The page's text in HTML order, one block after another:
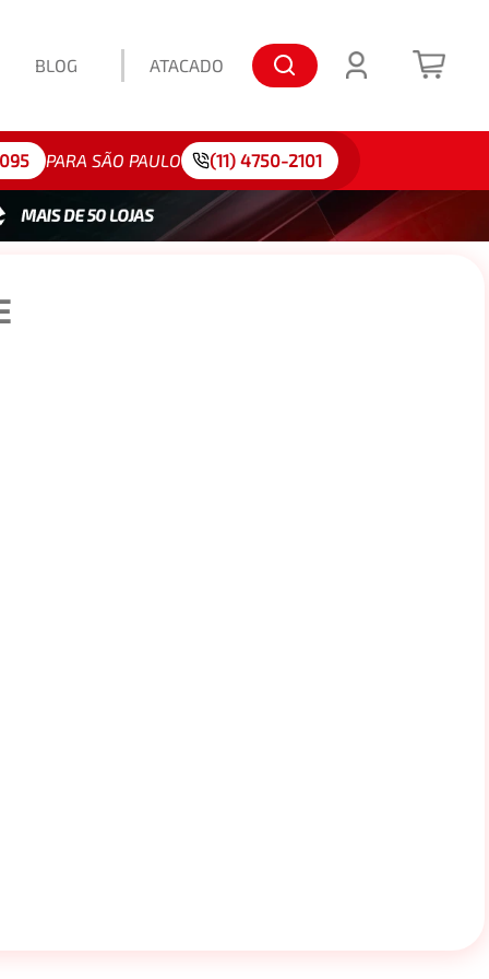
BLOG ATACADO
175/65R15
PARA SÃO PAULO (11) 4750-2101